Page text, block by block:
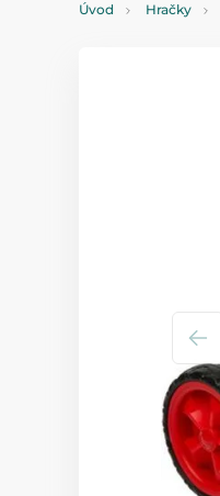
Úvod Hračky